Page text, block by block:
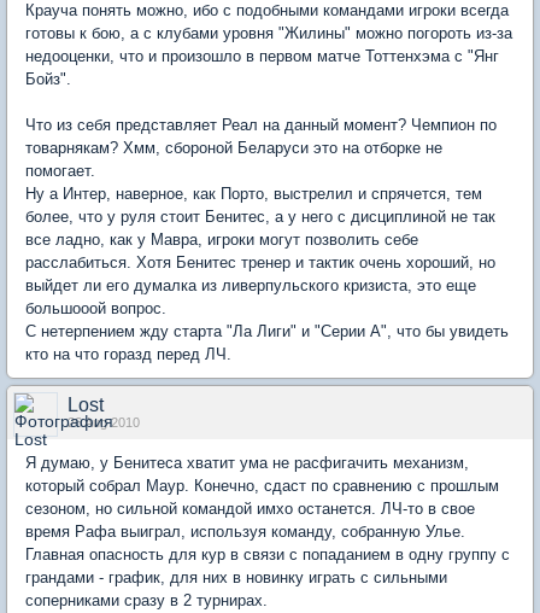
Крауча понять можно, ибо с подобными командами игроки всегда
готовы к бою, а с клубами уровня "Жилины" можно погороть из-за
недооценки, что и произошло в первом матче Тоттенхэма с "Янг
Бойз".
Что из себя представляет Реал на данный момент? Чемпион по
товарнякам? Хмм, сбороной Беларуси это на отборке не
помогает.
Ну а Интер, наверное, как Порто, выстрелил и спрячется, тем
более, что у руля стоит Бенитес, а у него с дисциплиной не так
все ладно, как у Мавра, игроки могут позволить себе
расслабиться. Хотя Бенитес тренер и тактик очень хороший, но
выйдет ли его думалка из ливерпульского кризиста, это еще
большооой вопрос.
С нетерпением жду старта "Ла Лиги" и "Серии А", что бы увидеть
кто на что горазд перед ЛЧ.
Lost
26 Aug 2010
Я думаю, у Бенитеса хватит ума не расфигачить механизм,
который собрал Маур. Конечно, сдаст по сравнению с прошлым
сезоном, но сильной командой имхо останется. ЛЧ-то в свое
время Рафа выиграл, используя команду, собранную Улье.
Главная опасность для кур в связи с попаданием в одну группу с
грандами - график, для них в новинку играть с сильными
соперниками сразу в 2 турнирах.